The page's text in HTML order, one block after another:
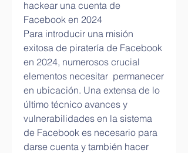
hackear una cuenta de
Facebook en 2024
Para introducir una misión
exitosa de piratería de Facebook
en 2024, numerosos crucial
elementos necesitar  permanecer
en ubicación. Una extensa de lo
último técnico avances y
vulnerabilidades en la sistema
de Facebook es necesario para
darse cuenta y también hacer